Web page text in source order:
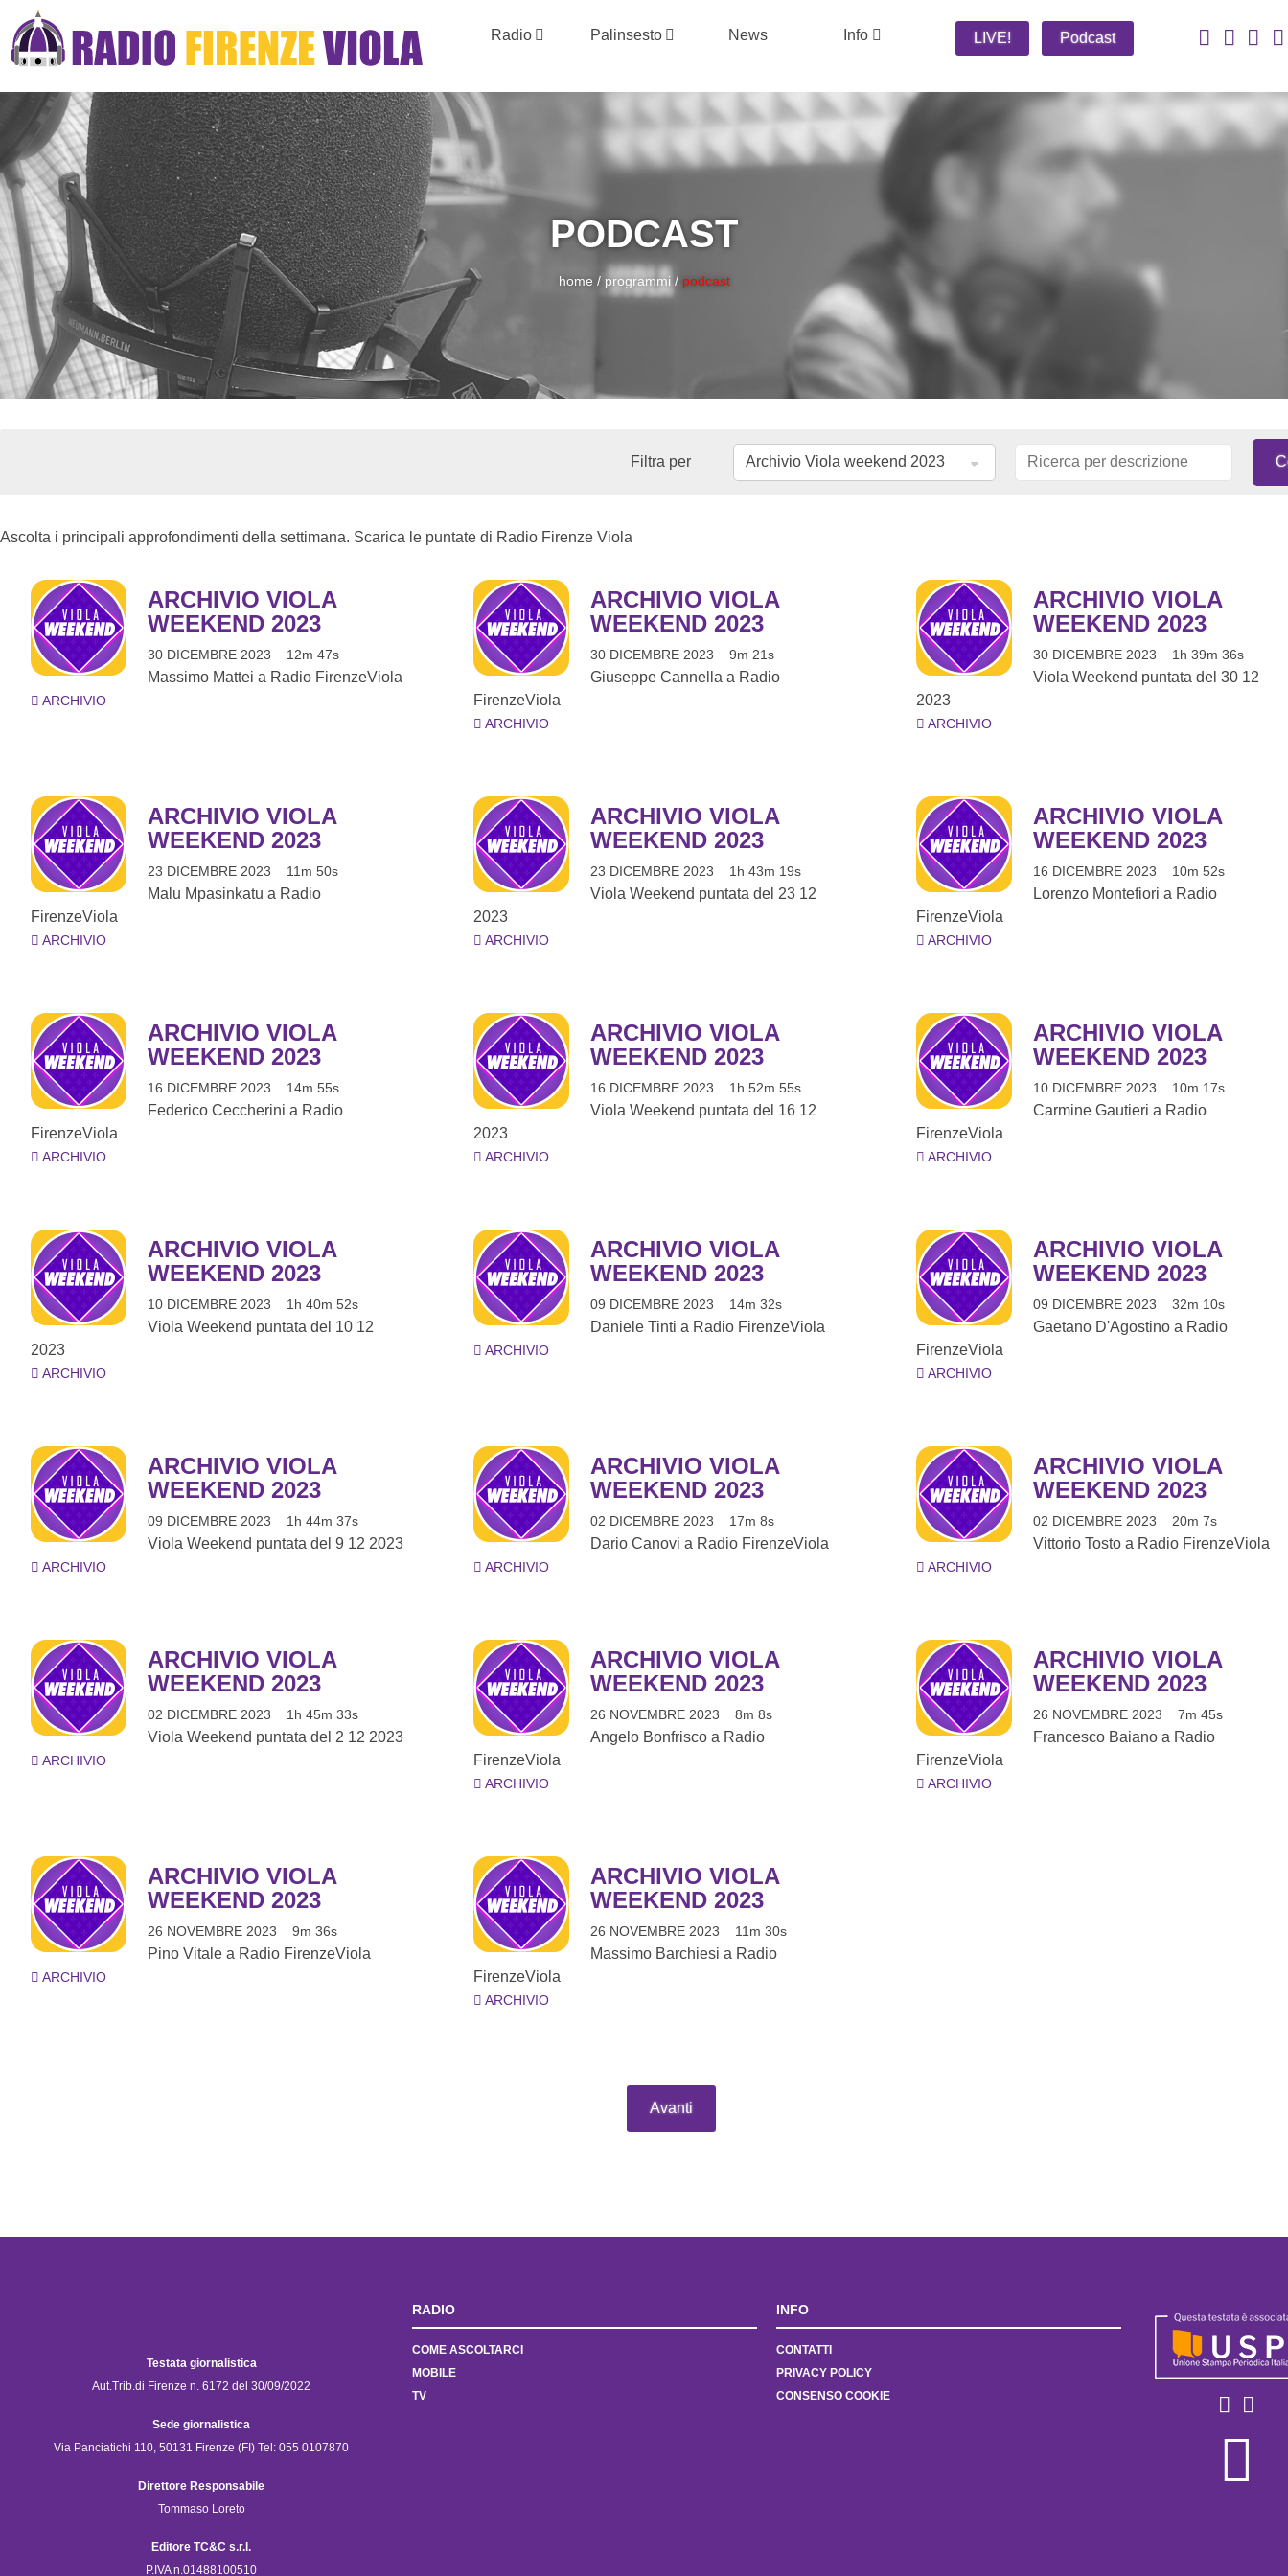
Radio Palinsesto News Info LIVE! Podcast
PODCAST
home / programmi / podcast
Filtra per
Ascolta i principali approfondimenti della settimana. Scarica le puntate di Radio Firenze Viola
ARCHIVIO VIOLA
WEEKEND 2023
30 DICEMBRE 2023 12m 47s
Massimo Mattei a Radio FirenzeViola
ARCHIVIO
ARCHIVIO VIOLA
WEEKEND 2023
30 DICEMBRE 2023 9m 21s
Giuseppe Cannella a Radio
FirenzeViola
ARCHIVIO
ARCHIVIO VIOLA
WEEKEND 2023
30 DICEMBRE 2023 1h 39m 36s
Viola Weekend puntata del 30 12
2023
ARCHIVIO
ARCHIVIO VIOLA
WEEKEND 2023
23 DICEMBRE 2023 11m 50s
Malu Mpasinkatu a Radio
FirenzeViola
ARCHIVIO
ARCHIVIO VIOLA
WEEKEND 2023
23 DICEMBRE 2023 1h 43m 19s
Viola Weekend puntata del 23 12
2023
ARCHIVIO
ARCHIVIO VIOLA
WEEKEND 2023
16 DICEMBRE 2023 10m 52s
Lorenzo Montefiori a Radio
FirenzeViola
ARCHIVIO
ARCHIVIO VIOLA
WEEKEND 2023
16 DICEMBRE 2023 14m 55s
Federico Ceccherini a Radio
FirenzeViola
ARCHIVIO
ARCHIVIO VIOLA
WEEKEND 2023
16 DICEMBRE 2023 1h 52m 55s
Viola Weekend puntata del 16 12
2023
ARCHIVIO
ARCHIVIO VIOLA
WEEKEND 2023
10 DICEMBRE 2023 10m 17s
Carmine Gautieri a Radio
FirenzeViola
ARCHIVIO
ARCHIVIO VIOLA
WEEKEND 2023
10 DICEMBRE 2023 1h 40m 52s
Viola Weekend puntata del 10 12
2023
ARCHIVIO
ARCHIVIO VIOLA
WEEKEND 2023
09 DICEMBRE 2023 14m 32s
Daniele Tinti a Radio FirenzeViola
ARCHIVIO
ARCHIVIO VIOLA
WEEKEND 2023
09 DICEMBRE 2023 32m 10s
Gaetano D'Agostino a Radio
FirenzeViola
ARCHIVIO
ARCHIVIO VIOLA
WEEKEND 2023
09 DICEMBRE 2023 1h 44m 37s
Viola Weekend puntata del 9 12 2023
ARCHIVIO
ARCHIVIO VIOLA
WEEKEND 2023
02 DICEMBRE 2023 17m 8s
Dario Canovi a Radio FirenzeViola
ARCHIVIO
ARCHIVIO VIOLA
WEEKEND 2023
02 DICEMBRE 2023 20m 7s
Vittorio Tosto a Radio FirenzeViola
ARCHIVIO
ARCHIVIO VIOLA
WEEKEND 2023
02 DICEMBRE 2023 1h 45m 33s
Viola Weekend puntata del 2 12 2023
ARCHIVIO
ARCHIVIO VIOLA
WEEKEND 2023
26 NOVEMBRE 2023 8m 8s
Angelo Bonfrisco a Radio
FirenzeViola
ARCHIVIO
ARCHIVIO VIOLA
WEEKEND 2023
26 NOVEMBRE 2023 7m 45s
Francesco Baiano a Radio
FirenzeViola
ARCHIVIO
ARCHIVIO VIOLA
WEEKEND 2023
26 NOVEMBRE 2023 9m 36s
Pino Vitale a Radio FirenzeViola
ARCHIVIO
ARCHIVIO VIOLA
WEEKEND 2023
26 NOVEMBRE 2023 11m 30s
Massimo Barchiesi a Radio
FirenzeViola
ARCHIVIO
Avanti
Testata giornalistica
Aut.Trib.di Firenze n. 6172 del 30/09/2022
Sede giornalistica
Via Panciatichi 110, 50131 Firenze (FI) Tel: 055 0107870
Direttore Responsabile
Tommaso Loreto
Editore TC&C s.r.l.
P.IVA n.01488100510
RADIO
COME ASCOLTARCI
MOBILE
TV
INFO
CONTATTI
PRIVACY POLICY
CONSENSO COOKIE